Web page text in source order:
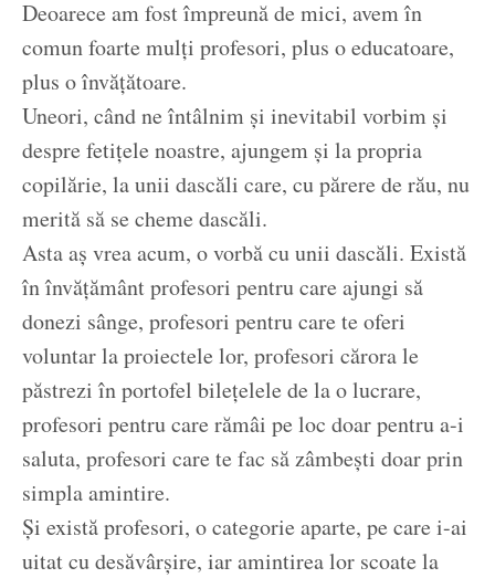
Deoarece am fost împreună de mici, avem în
comun foarte mulți profesori, plus o educatoare,
plus o învățătoare.
Uneori, când ne întâlnim și inevitabil vorbim și
despre fetițele noastre, ajungem și la propria
copilărie, la unii dascăli care, cu părere de rău, nu
merită să se cheme dascăli.
Asta aș vrea acum, o vorbă cu unii dascăli. Există
în învățământ profesori pentru care ajungi să
donezi sânge, profesori pentru care te oferi
voluntar la proiectele lor, profesori cărora le
păstrezi în portofel bilețelele de la o lucrare,
profesori pentru care rămâi pe loc doar pentru a-i
saluta, profesori care te fac să zâmbești doar prin
simpla amintire.
Și există profesori, o categorie aparte, pe care i-ai
uitat cu desăvârșire, iar amintirea lor scoate la